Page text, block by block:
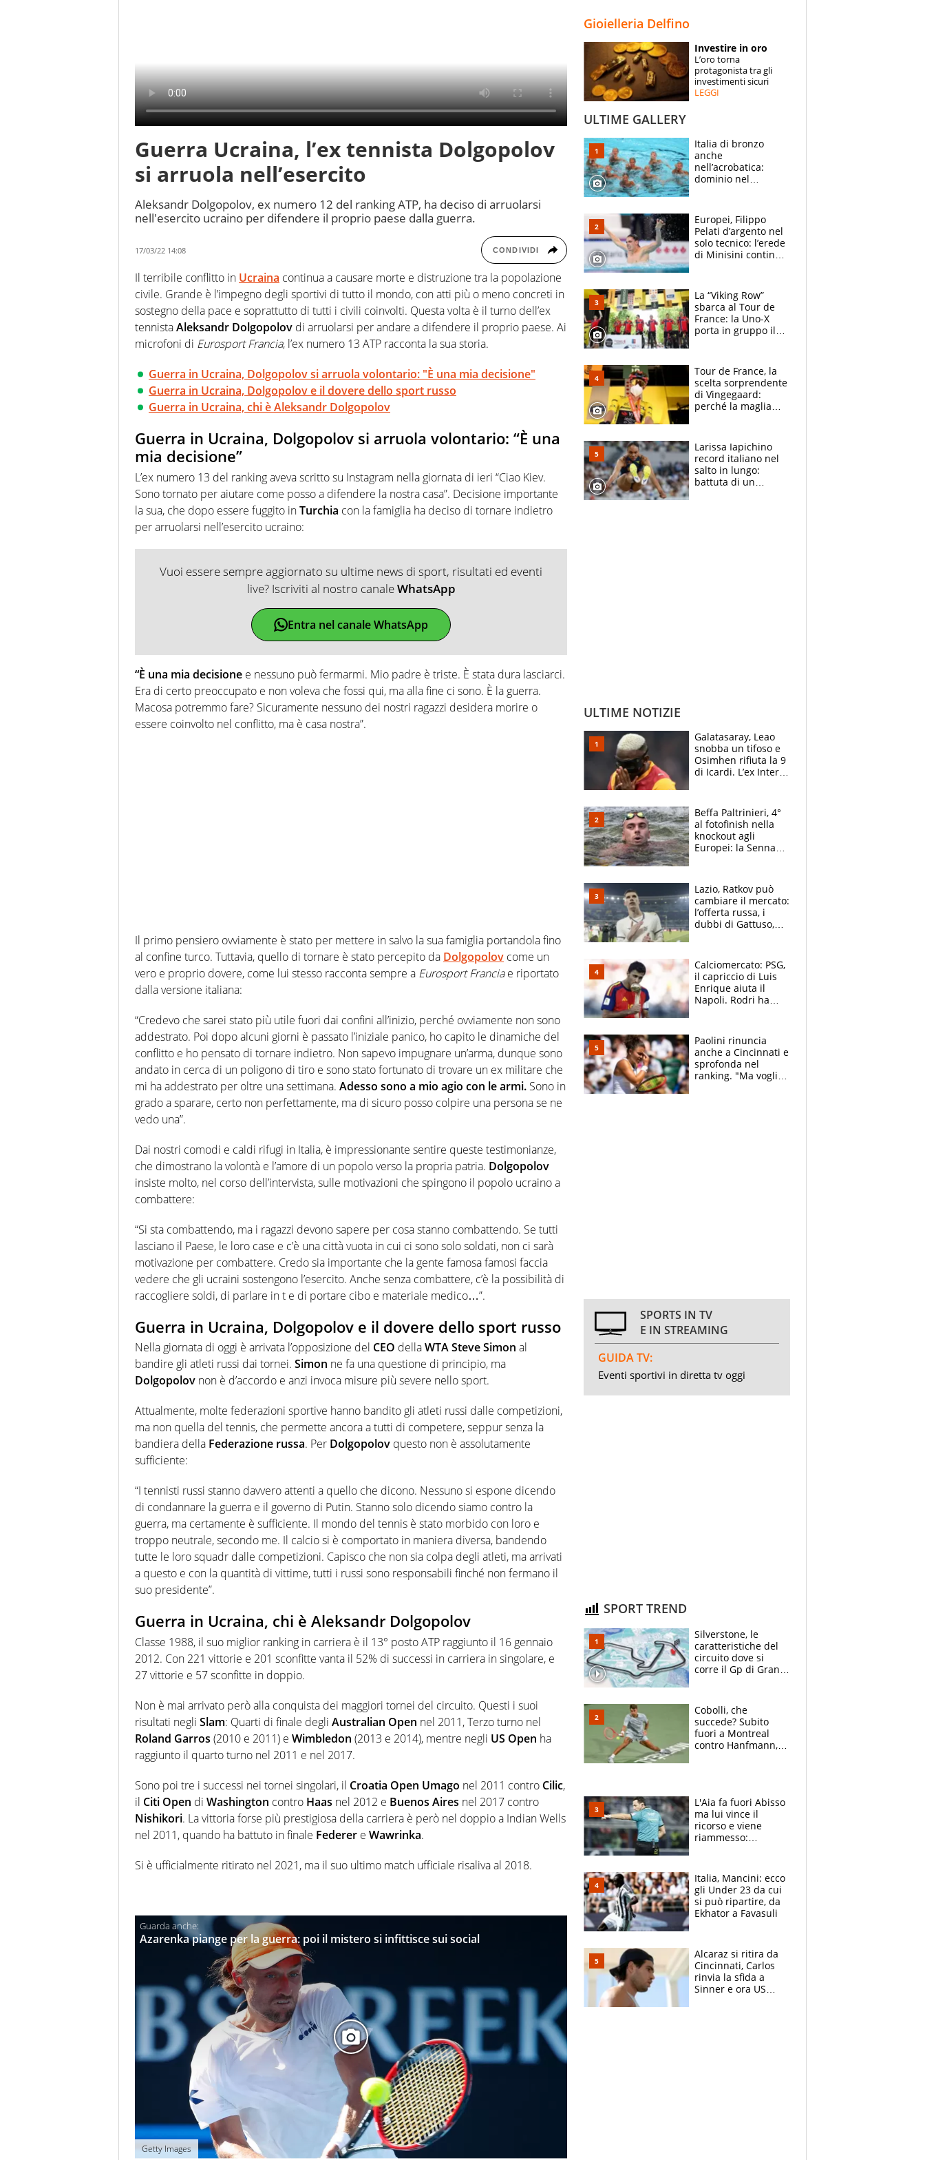
ESPERTI
CONTATTI
Guerra Ucraina, l’ex tennista Dolgopolov
si arruola nell’esercito
Aleksandr Dolgopolov, ex numero 12 del ranking ATP, ha deciso di arruolarsi
nell'esercito ucraino per difendere il proprio paese dalla guerra.
17/03/22 14:08 CONDIVIDI
Il terribile conflitto in Ucraina continua a causare morte e distruzione tra la popolazione
civile. Grande è l’impegno degli sportivi di tutto il mondo, con atti più o meno concreti in
sostegno della pace e soprattutto di tutti i civili coinvolti. Questa volta è il turno dell’ex
tennistaAleksandr Dolgopolov di arruolarsi per andare a difendere il proprio paese. Ai
microfoni di Eurosport Francia, l’ex numero 13 ATP racconta la sua storia.
Guerra in Ucraina, Dolgopolov si arruola volontario: "È una mia decisione"
Guerra in Ucraina, Dolgopolov e il dovere dello sport russo
Guerra in Ucraina, chi è Aleksandr Dolgopolov
Guerra in Ucraina, Dolgopolov si arruola volontario: “È una
mia decisione”
L’ex numero 13 del ranking aveva scritto su Instagram nella giornata di ieri “Ciao Kiev.
Sono tornato per aiutare come posso a difendere la nostra casa”. Decisione importante
la sua, che dopo essere fuggito inTurchia con la famiglia ha deciso di tornare indietro
per arruolarsi nell’esercito ucraino:
Vuoi essere sempre aggiornato su ultime news di sport, risultati ed eventi
live? Iscriviti al nostro canaleWhatsApp
Entra nel canale WhatsApp
“È una mia decisione e nessuno può fermarmi. Mio padre è triste. È stata dura lasciarci.
Era di certo preoccupato e non voleva che fossi qui, ma alla fine ci sono. È la guerra.
Macosa potremmo fare? Sicuramente nessuno dei nostri ragazzi desidera morire o
essere coinvolto nel conflitto, ma è casa nostra”.
Il primo pensiero ovviamente è stato per mettere in salvo la sua famiglia portandola fino
al confine turco. Tuttavia, quello di tornare è stato percepito da Dolgopolov come un
vero e proprio dovere, come lui stesso racconta sempre a Eurosport Franciae riportato
dalla versione italiana:
“Credevo che sarei stato più utile fuori dai confini all’inizio, perché ovviamente non sono
addestrato. Poi dopo alcuni giorni è passato l’iniziale panico, ho capito le dinamiche del
conflitto e ho pensato di tornare indietro. Non sapevo impugnare un’arma, dunque sono
andato in cerca di un poligono di tiro e sono stato fortunato di trovare un ex militare che
mi ha addestrato per oltre una settimana. Adesso sono a mio agio con le armi. Sono in
grado a sparare, certo non perfettamente, ma di sicuro posso colpire una persona se ne
vedo una”.
Dai nostri comodi e caldi rifugi in Italia, è impressionante sentire queste testimonianze,
che dimostrano la volontà e l’amore di un popolo verso la propria patria. Dolgopolov
insiste molto, nel corso dell’intervista, sulle motivazioni che spingono il popolo ucraino a
combattere:
“Si sta combattendo, ma i ragazzi devono sapere per cosa stanno combattendo. Se tutti
lasciano il Paese, le loro case e c’è una città vuota in cui ci sono solo soldati, non ci sarà
motivazione per combattere. Credo sia importante che la gente famosa famosi faccia
vedere che gli ucraini sostengono l’esercito. Anche senza combattere, c’è la possibilità di
raccogliere soldi, di parlare in t e di portare cibo e materiale medico…”.
Guerra in Ucraina, Dolgopolov e il dovere dello sport russo
Nella giornata di oggi è arrivata l’opposizione del CEO dellaWTA Steve Simon al
bandire gli atleti russi dai tornei. Simon ne fa una questione di principio, ma
Dolgopolov non è d’accordo e anzi invoca misure più severe nello sport.
Attualmente, molte federazioni sportive hanno bandito gli atleti russi dalle competizioni,
ma non quella del tennis, che permette ancora a tutti di competere, seppur senza la
bandiera della Federazione russa. Per Dolgopolov questo non è assolutamente
sufficiente:
“I tennisti russi stanno davvero attenti a quello che dicono. Nessuno si espone dicendo
di condannare la guerra e il governo di Putin. Stanno solo dicendo siamo contro la
guerra, ma certamente è sufficiente. Il mondo del tennis è stato morbido con loro e
troppo neutrale, secondo me. Il calcio si è comportato in maniera diversa, bandendo
tutte le loro squadr dalle competizioni. Capisco che non sia colpa degli atleti, ma arrivati
a questo e con la quantità di vittime, tutti i russi sono responsabili finché non fermano il
suo presidente”.
Guerra in Ucraina, chi è Aleksandr Dolgopolov
Classe 1988, il suo miglior ranking in carriera è il 13° posto ATP raggiunto il 16 gennaio
2012. Con 221 vittorie e 201 sconfitte vanta il 52% di successi in carriera in singolare, e
27 vittorie e 57 sconfitte in doppio.
Non è mai arrivato però alla conquista dei maggiori tornei del circuito. Questi i suoi
risultati negli Slam: Quarti di finale degli Australian Open nel 2011, Terzo turno nel
Roland Garros (2010 e 2011) e Wimbledon (2013 e 2014), mentre negli US Open ha
raggiunto il quarto turno nel 2011 e nel 2017.
Sono poi tre i successi nei tornei singolari, il Croatia Open Umago nel 2011 contro Cilic,
il Citi Open di Washington contro Haas nel 2012 e Buenos Aires nel 2017 contro
Nishikori. La vittoria forse più prestigiosa della carriera è però nel doppio a Indian Wells
nel 2011, quando ha battuto in finale Federer e Wawrinka.
Si è ufficialmente ritirato nel 2021, ma il suo ultimo match ufficiale risaliva al 2018.
Azarenka piange per la guerra: poi il mistero si infittisce sui social
Getty Images
Gioielleria Delfino
Investire in oro
L’oro torna
protagonista tra gli
investimenti sicuri
LEGGI
ULTIME GALLERY
Italia di bronzo
anche
nell’acrobatica:
dominio nel
e compagni
continuare
Europei, Filippo
Pelati d’argento nel
solo tecnico: l’erede
di Minisini continua
mirino
La “Viking Row”
sbarca al Tour de
France: la Uno-X
porta in gruppo il
compagni
Tour de France, la
scelta sorprendente
di Vingegaard:
perché la maglia
rischio da evitare
Larissa Iapichino
record italiano nel
salto in lungo:
battuta di un
ULTIME NOTIZIE
Galatasaray, Leao
snobba un tifoso e
Osimhen rifiuta la 9
di Icardi. L’ex Inter
Beffa Paltrinieri, 4°
al fotofinish nella
knockout agli
Europei: la Senna
Lazio, Ratkov può
cambiare il mercato:
l’offerta russa, i
dubbi di Gattuso,
Calciomercato: PSG,
il capriccio di Luis
Enrique aiuta il
Napoli. Rodri ha
Fernandez
Paolini rinuncia
anche a Cincinnati e
sprofonda nel
ranking. "Ma voglio
SPORTS IN TV
E IN STREAMING
GUIDA TV:
Eventi sportivi in diretta tv oggi
SPORT TREND
Silverstone, le
caratteristiche del
circuito dove si
corre il Gp di Gran
Cobolli, che
succede? Subito
fuori a Montreal
contro Hanfmann,
L'Aia fa fuori Abisso
ma lui vince il
ricorso e viene
riammesso:
Italia, Mancini: ecco
gli Under 23 da cui
si può ripartire, da
Ekhator a Favasuli
Alcaraz si ritira da
Cincinnati, Carlos
rinvia la sfida a
Sinner e ora US